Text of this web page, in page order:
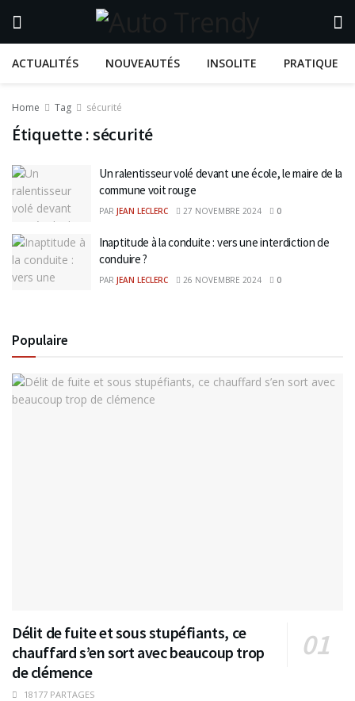
ACTUALITÉS NOUVEAUTÉS INSOLITE PRATIQUE
Home Tag sécurité
Étiquette : sécurité
Un ralentisseur volé devant une école, le maire de la
commune voit rouge
PAR JEAN LECLERC 27 NOVEMBRE 2024 0
Inaptitude à la conduite : vers une interdiction de
conduire ?
PAR JEAN LECLERC 26 NOVEMBRE 2024 0
Populaire
Délit de fuite et sous stupéfiants, ce
chauffard s’en sort avec beaucoup trop
de clémence
18177 PARTAGES